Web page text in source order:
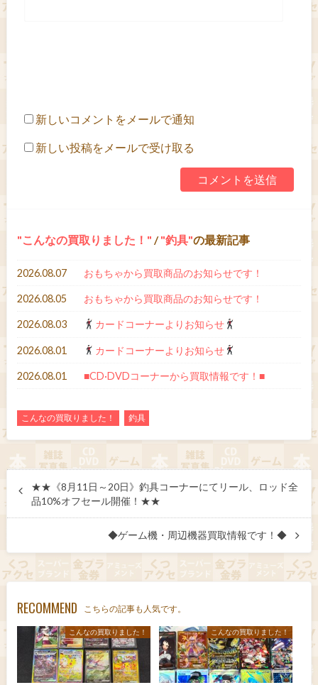
新しいコメントをメールで通知
新しい投稿をメールで受け取る
こんなの買取りました！ / 釣具 の最新記事
2026.08.07 おもちゃから買取商品のお知らせです！
2026.08.05 おもちゃから買取商品のお知らせです！
2026.08.03 カードコーナーよりお知らせ
2026.08.01 カードコーナーよりお知らせ
2026.08.01 ■CD·DVDコーナーから買取情報です！■
こんなの買取りました！ 釣具
★★《8月11日～20日》釣具コーナーにてリール、ロッド全
品10%オフセール開催！★★
◆ゲーム機・周辺機器買取情報です！◆
RECOMMEND こちらの記事も人気です。
こんなの買取りました！ こんなの買取りました！